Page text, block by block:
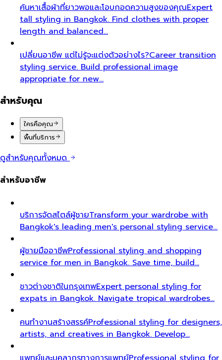
ค้นหาเสื้อผ้าที่ยาวพอและโอบกอดความสูงของคุณExpert
tall styling in Bangkok. Find clothes with proper
length and balanced…
เปลี่ยนอาชีพ แต่ไม่รู้จะแต่งตัวอย่างไร?Career transition
styling service. Build professional image
appropriate for new…
สำหรับคุณ
ใครคือคุณ
พื้นที่บริการ
ดูสำหรับคุณทั้งหมด
สำหรับอาชีพ
บริการจัดสไตล์ผู้ชายTransform your wardrobe with
Bangkok's leading men's personal styling service…
ผู้ชายมืออาชีพProfessional styling and shopping
service for men in Bangkok. Save time, build…
ชาวต่างชาติในกรุงเทพExpert personal styling for
expats in Bangkok. Navigate tropical wardrobes…
คนทำงานสร้างสรรค์Professional styling for designers,
artists, and creatives in Bangkok. Develop…